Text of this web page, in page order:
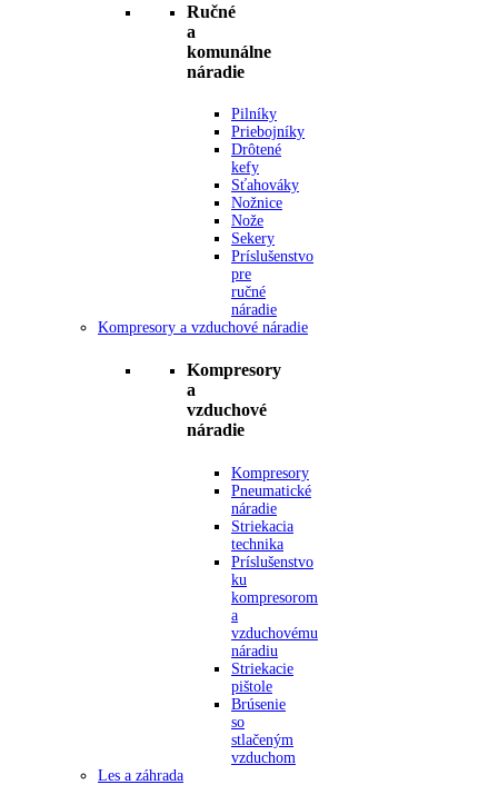
Ručné
a
komunálne
náradie
Pilníky
Priebojníky
Drôtené
kefy
Sťahováky
Nožnice
Nože
Sekery
Príslušenstvo
pre
ručné
náradie
Kompresory a vzduchové náradie
Kompresory
a
vzduchové
náradie
Kompresory
Pneumatické
náradie
Striekacia
technika
Príslušenstvo
ku
kompresorom
a
vzduchovému
náradiu
Striekacie
pištole
Brúsenie
so
stlačeným
vzduchom
Les a záhrada